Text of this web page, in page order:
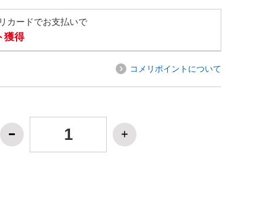
カードでお支払いで
獲得
コメリポイントについて